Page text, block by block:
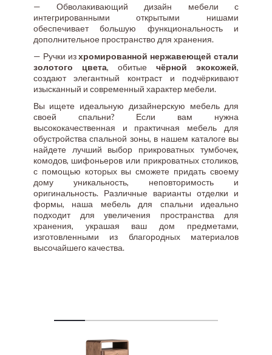
— Обволакивающий дизайн мебели с
интегрированными открытыми нишами
обеспечивает большую функциональность и
дополнительное пространство для хранения.
— Ручки изхромированной нержавеющей стали
золотого цвета, обитыечёрной экокожей,
создают элегантный контраст и подчёркивают
изысканный и современный характер мебели.
Вы ищете идеальную дизайнерскую мебель для
своей спальни? Если вам нужна
высококачественная и практичная мебель для
обустройства спальной зоны, в нашем каталоге вы
найдете лучший выбор прикроватных тумбочек,
комодов, шифоньеров или прикроватных столиков,
с помощью которых вы сможете придать своему
дому уникальность, неповторимость и
оригинальность. Различные варианты отделки и
формы, наша мебель для спальни идеально
подходит для увеличения пространства для
хранения, украшая ваш дом предметами,
изготовленными из благородных материалов
высочайшего качества.